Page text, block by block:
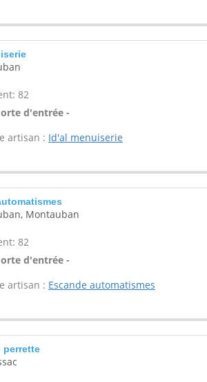
82
d'entrée -
artisan : Id'al menuiserie
Montauban
82
d'entrée -
artisan : Escande automatismes
perrette